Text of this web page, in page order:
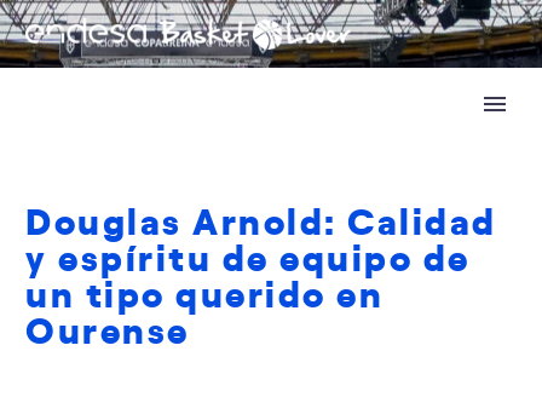
Douglas Arnold: Calidad
y espíritu de equipo de
un tipo querido en
Ourense